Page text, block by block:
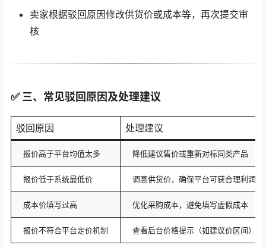
卖家根据驳回原因修改供货价或成本等，再次提交审
核
✅ 三、常见驳回原因及处理建议
驳回原因 处理建议
报价高于平台均值太多 降低建议售价或重新对标同类产品
报价低于系统最低价 调高供货价，确保平台可获合理利润
成本价填写过高 优化采购成本，避免填写虚假成本
报价不符合平台定价机制 查看后台价格提示（如建议价区间）进